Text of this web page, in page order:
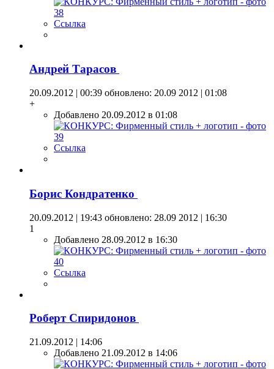
Ссылка
Андрей Тарасов
20.09.2012 | 00:39 обновлено: 20.09 2012 | 01:08
+
Добавлено 20.09.2012 в 01:08
Ссылка
Борис Кондратенко
20.09.2012 | 19:43 обновлено: 28.09 2012 | 16:30
1
Добавлено 28.09.2012 в 16:30
Ссылка
Роберт Спиридонов
21.09.2012 | 14:06
Добавлено 21.09.2012 в 14:06